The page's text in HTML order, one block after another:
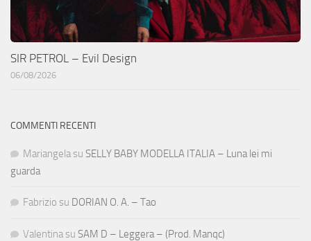
SIR PETROL – Evil Design
06/08/2026
COMMENTI RECENTI
Mariangela su SELLY BABY MODELLA ITALIA – Luna lei mi
guarda
Fabrizio su DORIAN O. A. – Tao
Valentina su SAM D – Leggera – (Prod. Manqc)